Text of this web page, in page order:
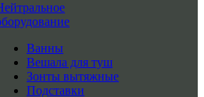
Ванны
Вешала для туш
Зонты вытяжные
Подставки